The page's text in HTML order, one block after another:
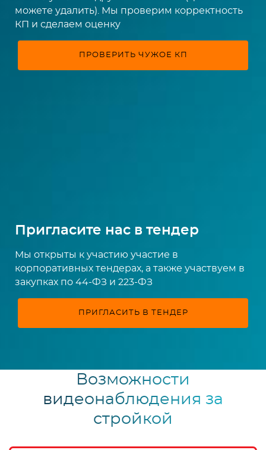
можете удалить). Мы проверим корректность
КП и сделаем оценку
ПРОВЕРИТЬ ЧУЖОЕ КП
Пригласите нас в тендер
Мы открыты к участию участие в
корпоративных тендерах, а также участвуем в
закупках по 44-ФЗ и 223-ФЗ
ПРИГЛАСИТЬ В ТЕНДЕР
Возможности
видеонаблюдения за
стройкой